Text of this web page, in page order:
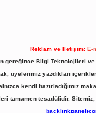
Reklam ve İletişim: E-
gereğince Bilgi Teknolojileri
üyelerimiz yazdıkları
kendi hazırladığımız
tamamen tesadüfidir. Sitemiz,